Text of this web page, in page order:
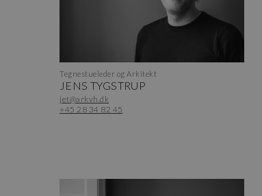
Tegnestueleder og Arkitekt
JENS TYGSTRUP
jet@arkvh.dk
+45 28 34 82 45